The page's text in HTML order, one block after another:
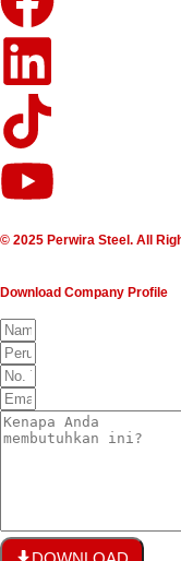
© 2025 Perwira Steel. All
Download Company Profile